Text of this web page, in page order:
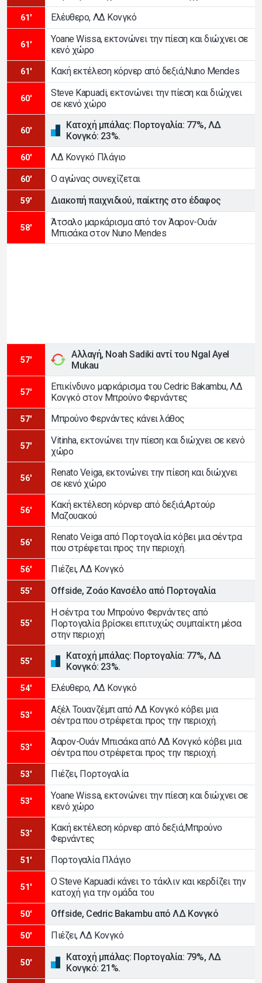
61' Ελέυθερο, ΛΔ Κονγκό
61'
Yoane Wissa, εκτονώνει την πίεση και διώχνει σε
κενό χώρο
61' Κακή εκτέλεση κόρνερ από δεξιά,Nuno Mendes
60'
Steve Kapuadi, εκτονώνει την πίεση και διώχνει
σε κενό χώρο
60'
Κατοχή μπάλας: Πορτογαλία: 77%, ΛΔ
Κονγκό: 23%.
60' ΛΔ Κονγκό Πλάγιο
60' Ο αγώνας συνεχίζεται
59' Διακοπή παιχνιδιού, παίκτης στο έδαφος
58'
Άτσαλο μαρκάρισμα από τον Άαρον-Ουάν
Μπισάκα στον Nuno Mendes
57'
Αλλαγή, Noah Sadiki αντί του Ngal Ayel
Mukau
57'
Επικίνδυνο μαρκάρισμα του Cedric Bakambu, ΛΔ
Κονγκό στον Μπρούνο Φερνάντες
57' Μπρούνο Φερνάντες κάνει λάθος
57'
Vitinha, εκτονώνει την πίεση και διώχνει σε κενό
χώρο
56'
Renato Veiga, εκτονώνει την πίεση και διώχνει
σε κενό χώρο
56'
Κακή εκτέλεση κόρνερ από δεξιά,Αρτούρ
Μαζουακού
56'
Renato Veiga από Πορτογαλία κόβει μια σέντρα
που στρέφεται προς την περιοχή.
56' Πιέζει, ΛΔ Κονγκό
55' Offside, Ζοάο Κανσέλο από Πορτογαλία
55'
Η σέντρα του Μπρούνο Φερνάντες από
Πορτογαλία βρίσκει επιτυχώς συμπαίκτη μέσα
στην περιοχή
55'
Κατοχή μπάλας: Πορτογαλία: 77%, ΛΔ
Κονγκό: 23%.
54' Ελέυθερο, ΛΔ Κονγκό
53'
Αξέλ Τουανζέμπ από ΛΔ Κονγκό κόβει μια
σέντρα που στρέφεται προς την περιοχή.
53'
Άαρον-Ουάν Μπισάκα από ΛΔ Κονγκό κόβει μια
σέντρα που στρέφεται προς την περιοχή.
53' Πιέζει, Πορτογαλία
53'
Yoane Wissa, εκτονώνει την πίεση και διώχνει σε
κενό χώρο
53'
Κακή εκτέλεση κόρνερ από δεξιά,Μπρούνο
Φερνάντες
51' Πορτογαλία Πλάγιο
51'
Ο Steve Kapuadi κάνει το τάκλιν και κερδίζει την
κατοχή για την ομάδα του
50' Offside, Cedric Bakambu από ΛΔ Κονγκό
50' Πιέζει, ΛΔ Κονγκό
50'
Κατοχή μπάλας: Πορτογαλία: 79%, ΛΔ
Κονγκό: 21%.